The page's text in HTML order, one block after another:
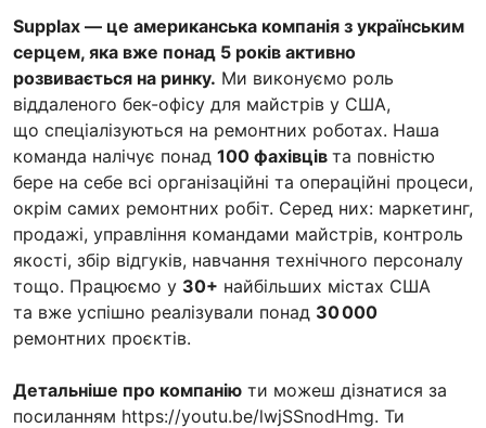
Supplax — це американська компанія з українським
серцем, яка вже понад 5 років активно
розвивається на ринку. Ми виконуємо роль
віддаленого бек-офісу для майстрів у США,
що спеціалізуються на ремонтних роботах. Наша
команда налічує понад 100 фахівців та повністю
бере на себе всі організаційні та операційні процеси,
окрім самих ремонтних робіт. Серед них: маркетинг,
продажі, управління командами майстрів, контроль
якості, збір відгуків, навчання технічного персоналу
тощо. Працюємо у 30+ найбільших містах США
та вже успішно реалізували понад 30 000
ремонтних проєктів.
Детальніше про компанію ти можеш дізнатися за
посиланням https://youtu.be/lwjSSnodHmg. Ти